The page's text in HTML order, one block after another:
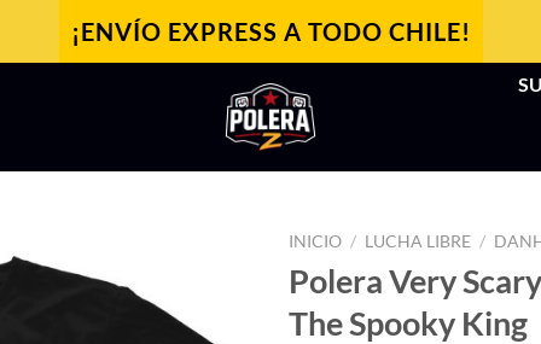
¡ENVÍO EXPRESS A TODO CHILE!
INICIO / LUCHA LIBRE /
Polera Very
The Spooky King